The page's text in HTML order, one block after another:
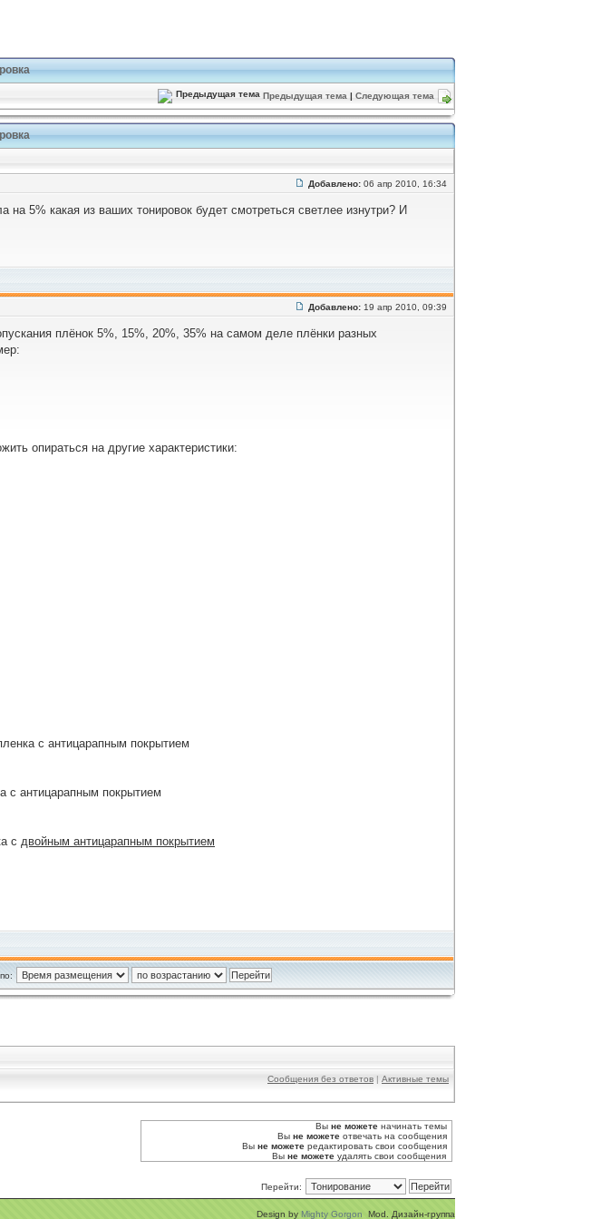
Предыдущая тема | Следующая тема
Добавлено: 06 апр 2010, 16:34
на 5% какая из ваших тонировок будет смотреться светлее изнутри? И
Добавлено: 19 апр 2010, 09:39
плёнок 5%, 15%, 20%, 35% на самом деле плёнки разных
опираться на другие характеристики:
с антицарапным покрытием
с антицарапным покрытием
с двойным антицарапным покрытием
Сообщения без ответов | Активные темы
Вы не можете начинать темы
Вы не можете отвечать на сообщения
Вы не можете редактировать свои сообщения
Вы не можете удалять свои сообщения
Перейти:
Design by Mighty Gorgon Mod. Дизайн-группа